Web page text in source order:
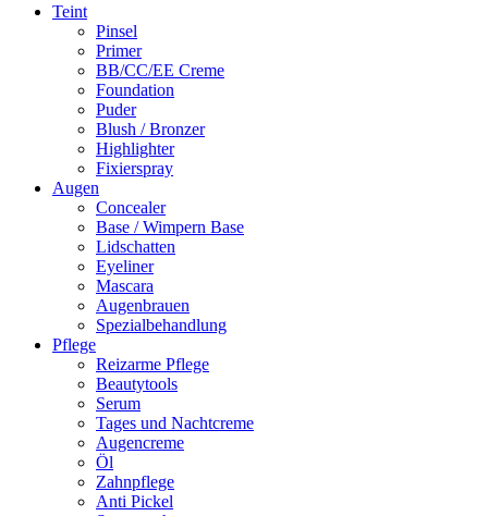
Primäres
Teint
Pinsel
Primer
BB/CC/EE Creme
Foundation
Puder
Blush / Bronzer
Highlighter
Fixierspray
Augen
Concealer
Base / Wimpern Base
Lidschatten
Eyeliner
Mascara
Augenbrauen
Spezialbehandlung
Pflege
Reizarme Pflege
Beautytools
Serum
Tages und Nachtcreme
Augencreme
Öl
Zahnpflege
Anti Pickel